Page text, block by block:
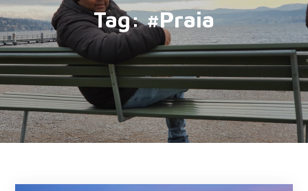
Tag:#Praia